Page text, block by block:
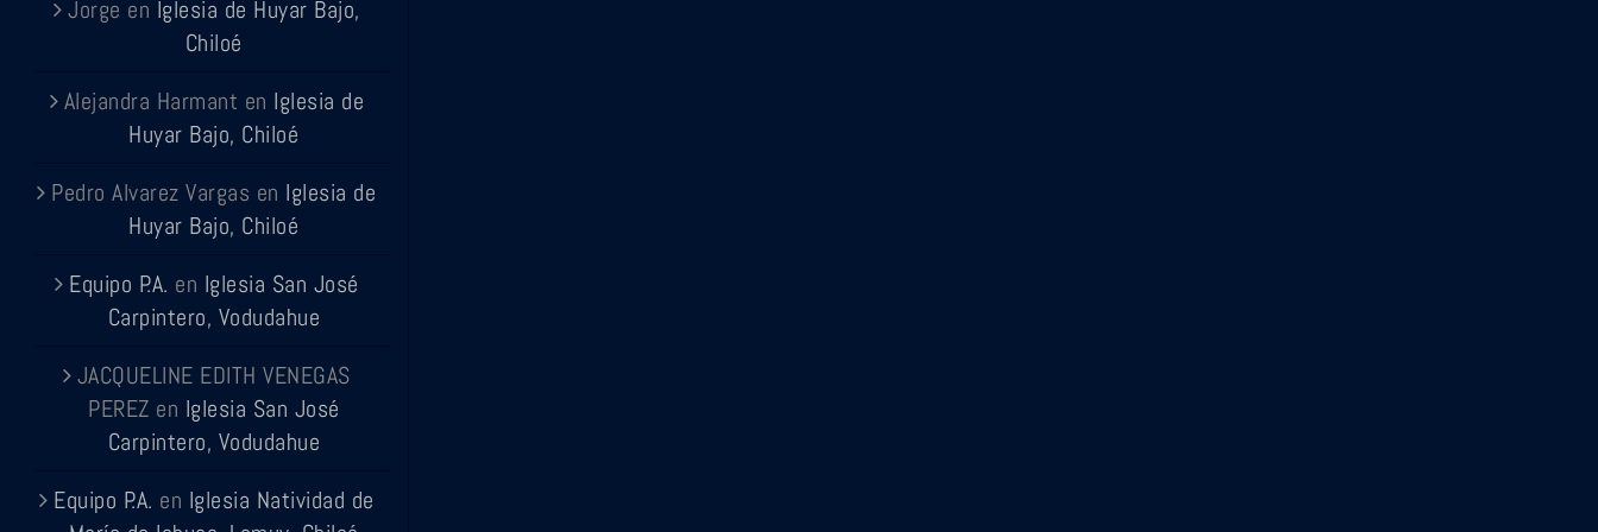
Jorge en Iglesia de Huyar Bajo,
Chiloé
Alejandra Harmant en Iglesia de
Huyar Bajo, Chiloé
Pedro Alvarez Vargas en Iglesia de
Huyar Bajo, Chiloé
Equipo P.A. en Iglesia San José
Carpintero, Vodudahue
JACQUELINE EDITH VENEGAS
PEREZ en Iglesia San José
Carpintero, Vodudahue
Equipo P.A. en Iglesia Natividad de